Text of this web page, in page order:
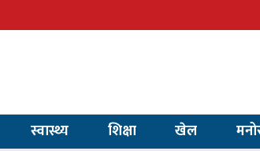
स्वास्थ्य शिक्षा खेल